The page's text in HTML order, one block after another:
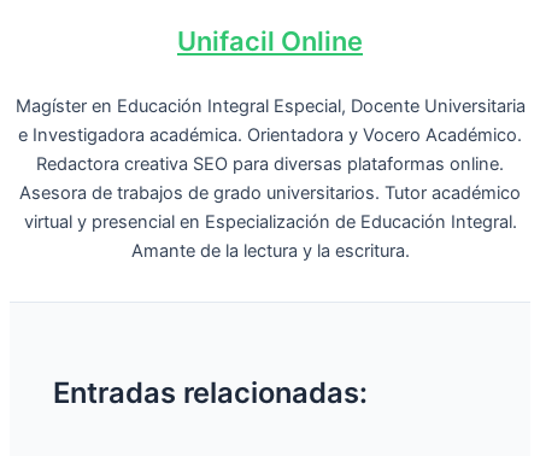
Unifacil Online
Magíster en Educación Integral Especial, Docente Universitaria
e Investigadora académica. Orientadora y Vocero Académico.
Redactora creativa SEO para diversas plataformas online.
Asesora de trabajos de grado universitarios. Tutor académico
virtual y presencial en Especialización de Educación Integral.
Amante de la lectura y la escritura.
Entradas relacionadas: